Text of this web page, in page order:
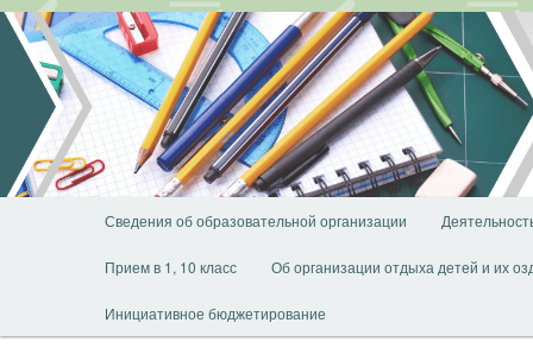
Перейти
основному
содержимому
Сведения об образовательной организации
Прием в 1, 10 класс Об организации отдыха детей и их
Инициативное бюджетирование